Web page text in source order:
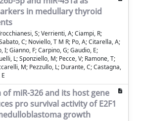
in medullary thyroid
S; Verrienti, A; Ciampi, R;
C; Noviello, T M R; Po, A; Citarella, A;
I; Gianno, F; Carpino, G; Gaudio, E;
L; Sponziello, M; Pecce, V; Ramone, T;
M; Pezzullo, L; Durante, C; Castagna,
miR-326 and its host gene
pro survival activity of E2F1
growth